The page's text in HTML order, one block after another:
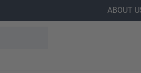
ABOUT